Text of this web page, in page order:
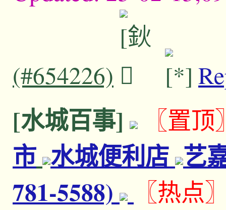
(#654226)
[水城百事] 〖置顶
市 水城便利店 艺
781-5588)
〖热点